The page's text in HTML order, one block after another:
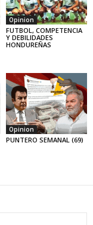
Opinion
FUTBOL, COMPETENCIA
Y DEBILIDADES
HONDUREÑAS
Opinion
PUNTERO SEMANAL (69)